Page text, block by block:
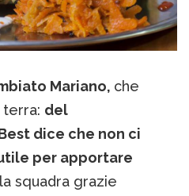
Mariano, che
del
dice che non ci
per apportare
squadra grazie